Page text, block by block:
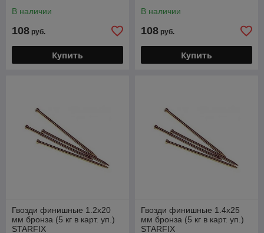
В наличии
108 руб.
Купить
В наличии
108 руб.
Купить
Гвозди финишные 1.2х20
мм бронза (5 кг в карт. уп.)
STARFIX
Гвозди финишные 1.4х25
мм бронза (5 кг в карт. уп.)
STARFIX